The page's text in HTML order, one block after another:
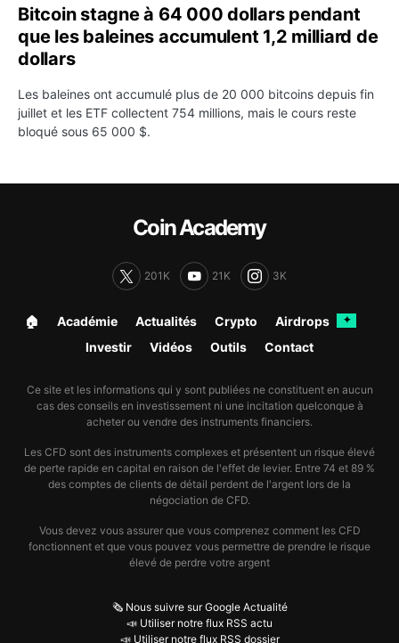
Bitcoin stagne à 64 000 dollars pendant
que les baleines accumulent 1,2 milliard de
dollars
Les baleines ont accumulé plus de 20 000 bitcoins depuis fin
juillet et les ETF collectent 754 millions, mais le cours reste
bloqué sous 65 000 $.
Coin Academy
201K 21K 3K
🏠︎ Académie Actualités Crypto Airdrops ✦
Investir Vidéos Outils Contact
Ce site et les informations qui y sont publiées ne constituent en aucun
cas des conseils en investissement ni une incitation quelconque à
acheter ou vendre des instruments financiers.
Les CFD sont des instruments complexes et présentent un risque élevé
de perte rapide en capital en raison de l'effet de levier. Entre 74 et 89 %
des comptes de clients de détail perdent de l'argent lors de la
négociation de CFD.
Vous devez vous assurer que vous comprenez comment les CFD
fonctionnent et que vous pouvez vous permettre de prendre le risque
élevé de perdre votre argent
🗞️ Nous suivre sur Google Actualité
📣 Utiliser notre flux RSS actu
📣 Utiliser notre flux RSS dossier